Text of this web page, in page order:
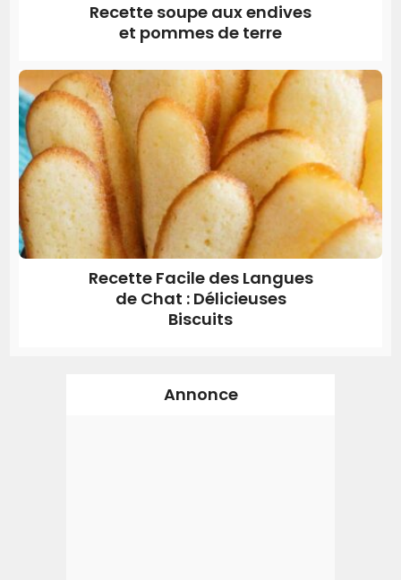
Recette soupe aux endives
et pommes de terre
Recette Facile des Langues
de Chat : Délicieuses
Biscuits
Annonce